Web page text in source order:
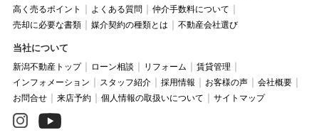
高く売るポイント
よくある質問
仲介手数料について
売却に必要な書類
媒介契約の種類とは 不動産会社選び
当社について
新潟不動産トップ ローン相談 リフォーム
賃貸管理
インフォメーション
スタッフ紹介 採用情報 お客様の声
会社概要
お問合せ
来店予約 個人情報の取扱いについて サイトマップ